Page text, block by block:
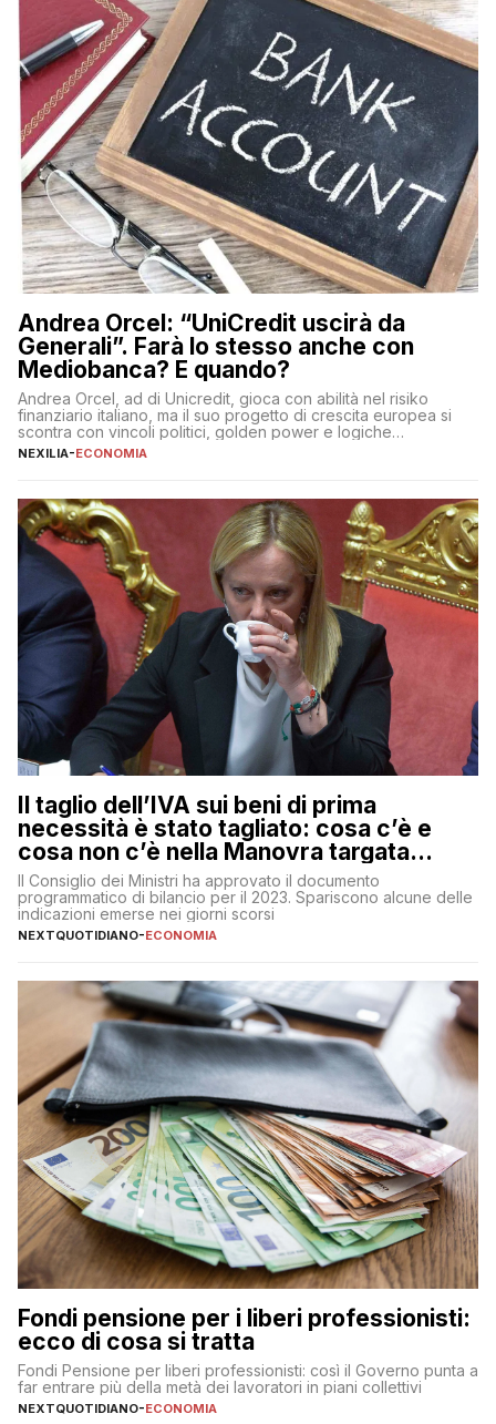
Andrea Orcel: “UniCredit uscirà da
Generali”. Farà lo stesso anche con
Mediobanca? E quando?
Andrea Orcel, ad di Unicredit, gioca con abilità nel risiko
finanziario italiano, ma il suo progetto di crescita europea si
scontra con vincoli politici, golden power e logiche
protezionistiche. Orcel e la mossa su Generali Andrea Orcel,
NEXILIA-ECONOMIA
Il taglio dell’IVA sui beni di prima
necessità è stato tagliato: cosa c’è e
cosa non c’è nella Manovra targata
Meloni
Il Consiglio dei Ministri ha approvato il documento
programmatico di bilancio per il 2023. Spariscono alcune delle
indicazioni emerse nei giorni scorsi
NEXTQUOTIDIANO-ECONOMIA
Fondi pensione per i liberi professionisti:
ecco di cosa si tratta
Fondi Pensione per liberi professionisti: così il Governo punta a
far entrare più della metà dei lavoratori in piani collettivi
NEXTQUOTIDIANO-ECONOMIA